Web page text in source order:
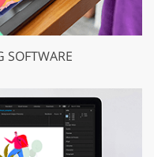
SOFTWARE